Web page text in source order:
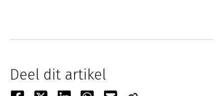
Deel dit artikel